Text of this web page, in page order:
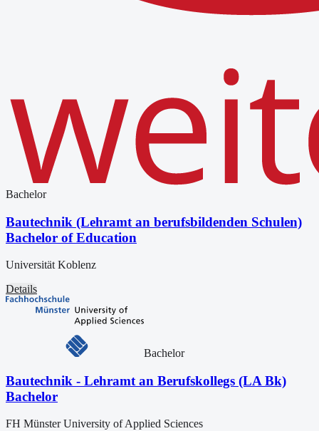
Bachelor
Bautechnik (Lehramt an berufsbildenden Schulen)
Bachelor of Education
Universität Koblenz
Details
Bachelor
Bautechnik - Lehramt an Berufskollegs (LA Bk)
Bachelor
FH Münster University of Applied Sciences